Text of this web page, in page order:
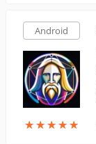
Android
★★★★★
★★★★★